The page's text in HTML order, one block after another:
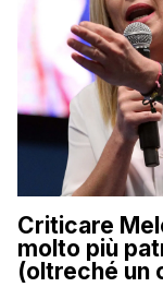
Criticare
molto più
(oltreché un